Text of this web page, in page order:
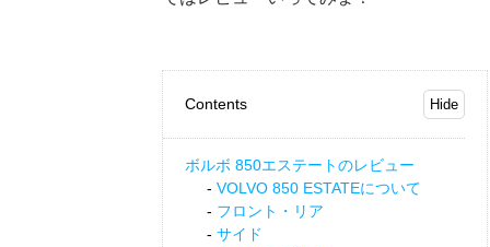
Contents
ボルボ 850エステートのレビュー
VOLVO 850 ESTATEについて
フロント・リア
サイド